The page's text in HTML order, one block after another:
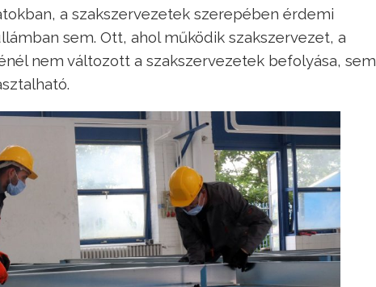
a szakszervezetek szerepében érdemi
sem. Ott, ahol működik szakszervezet, a
nem változott a szakszervezetek befolyása, sem